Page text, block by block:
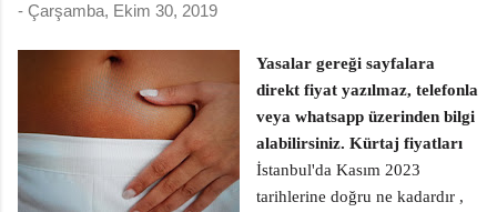
- Çarşamba, Ekim 30, 2019
Yasalar gereği sayfalara
direkt fiyat yazılmaz, telefonla
veya whatsapp üzerinden bilgi
alabilirsiniz. Kürtaj fiyatları
İstanbul'da Kasım 2023
tarihlerine doğru ne kadardır ,